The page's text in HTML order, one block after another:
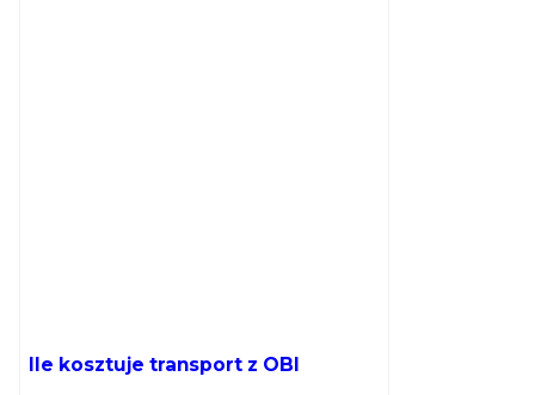
Ile kosztuje transport z OBI